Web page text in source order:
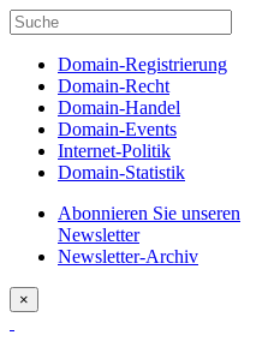
Domain-Registrierung
Domain-Recht
Domain-Handel
Domain-Events
Internet-Politik
Domain-Statistik
Abonnieren Sie unseren
Newsletter
Newsletter-Archiv
×